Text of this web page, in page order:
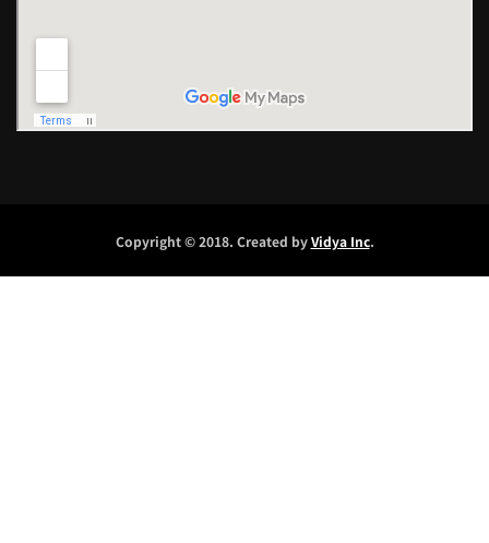
Copyright © 2018. Created byVidya Inc.